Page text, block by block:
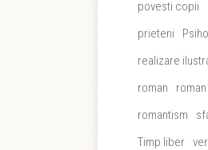
povesti copii
prieteni
realizare
roman
romantism
Timp liber